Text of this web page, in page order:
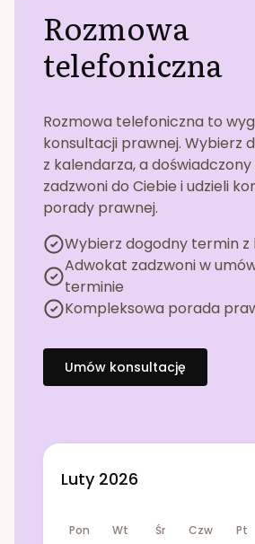
Rozmowa
telefoniczna
Rozmowa telefoniczna to
konsultacji prawnej. Wybierz
z kalendarza, a
zadzwoni do Ciebie i udzieli
porady prawnej.
Wybierz dogodny termin z
Adwokat zadzwoni w
terminie
Kompleksowa porada
Umów konsultację
Luty 2026
Pon Wt Śr Czw Pt